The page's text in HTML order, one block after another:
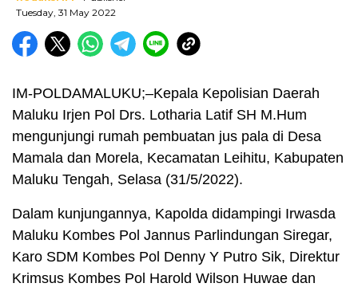
Tuesday, 31 May 2022
IM-POLDAMALUKU;–Kepala Kepolisian Daerah
Maluku Irjen Pol Drs. Lotharia Latif SH M.Hum
mengunjungi rumah pembuatan jus pala di Desa
Mamala dan Morela, Kecamatan Leihitu, Kabupaten
Maluku Tengah, Selasa (31/5/2022).
Dalam kunjungannya, Kapolda didampingi Irwasda
Maluku Kombes Pol Jannus Parlindungan Siregar,
Karo SDM Kombes Pol Denny Y Putro Sik, Direktur
Krimsus Kombes Pol Harold Wilson Huwae dan